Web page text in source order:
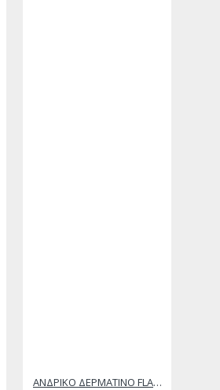
ΑΝΔΡΙΚΟ ΔΕΡΜΑΤΙΝΟ FLAT ΣΑΝΔΑΛΙ ΜΑΥΡΟ ΑΧΙΛΛΕΑΣ